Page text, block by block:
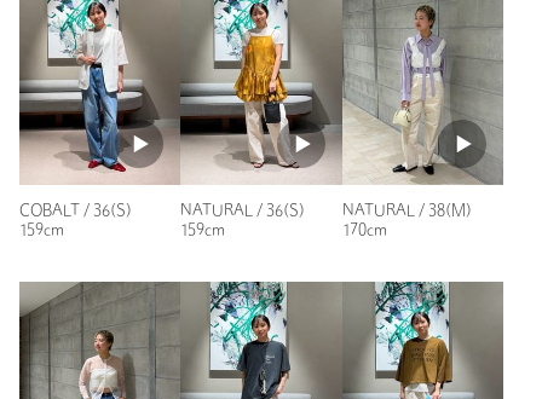
裾上げ 対象外商品 裾上げについて
WOMEN
カテゴリー パンツ | デニムパンツ
サイズ 34(XS) 36(S) 38(M)
素材 コットン100％
原産国 日本製
商品番号 8714-2-000001
年代：40代後半
身長：163cm
普段の着用サイズ：L
2人が参考になったと回答
参考になった
ニックネーム： dodo
投稿日： 2026年4月28日
COBALT / 36(S)
159cm
NATURAL / 36(S)
159cm
NATURAL / 38(M)
170cm